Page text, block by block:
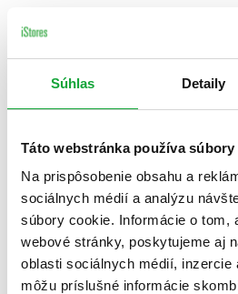
Súhlas Detaily
Táto webstránka používa súbory
Na prispôsobenie obsahu a
sociálnych médií a analýzu
súbory cookie. Informácie o tom,
webové stránky, poskytujeme aj
oblasti sociálnych médií, inzercie
môžu príslušné informácie